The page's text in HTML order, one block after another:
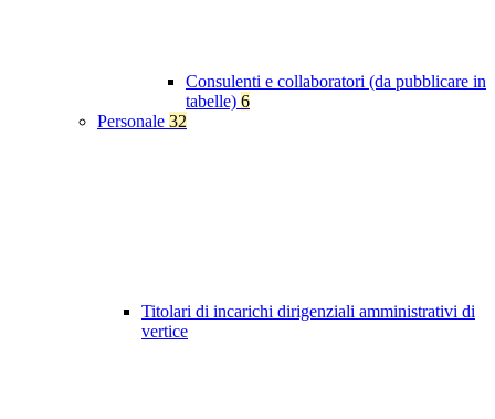
Consulenti e collaboratori (da pubblicare in
tabelle) 6
Personale 32
Titolari di incarichi dirigenziali amministrativi di
vertice